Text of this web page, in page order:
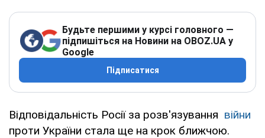
Будьте першими у курсі головного —
підпишіться на Новини на OBOZ.UA у
Google
Підписатися
Відповідальність Росії за розв'язування війни
проти України стала ще на крок ближчою.